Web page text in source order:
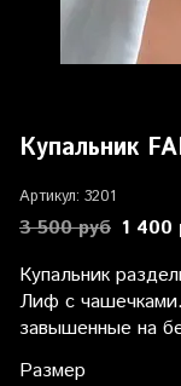
Купальник
Артикул: 3201
3 500 руб 1 400
Купальник
Лиф с
завышенные на
Размер